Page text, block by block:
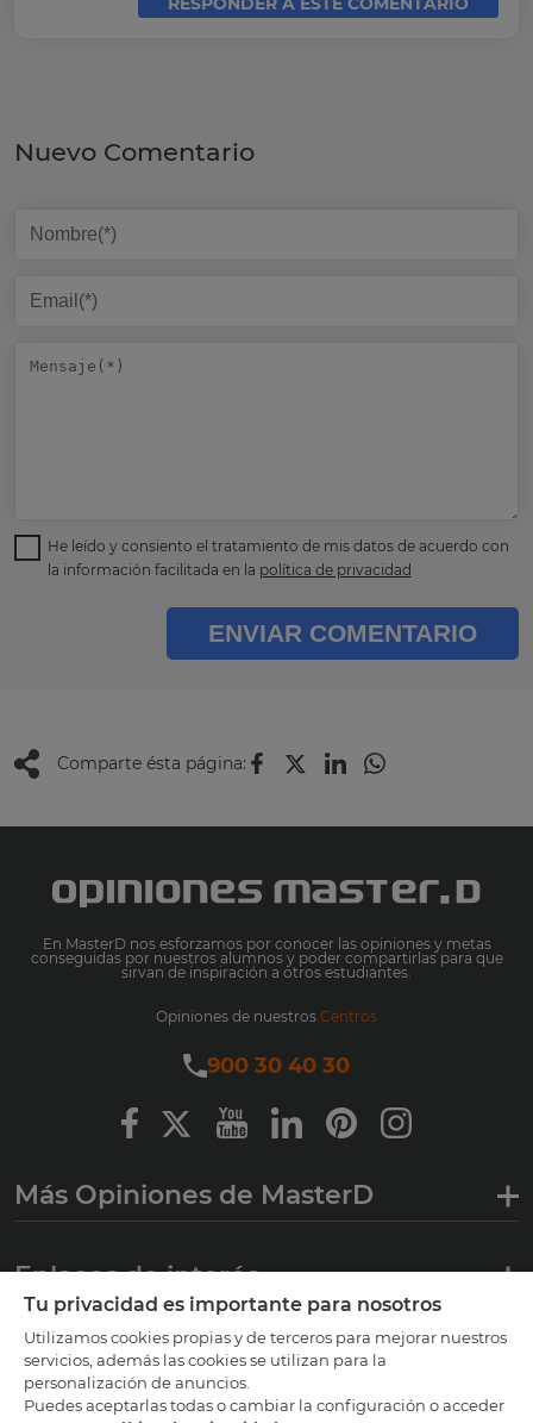
Nuevo Comentario
He leído y consiento el tratamiento de mis datos de acuerdo con
la información facilitada en la política de privacidad
ENVIAR COMENTARIO
Comparte ésta página:
En MasterD nos esforzamos por conocer las opiniones y metas
conseguidas por nuestros alumnos y poder compartirlas para que
sirvan de inspiración a otros estudiantes.
Opiniones de nuestros Centros
900 30 40 30
Más Opiniones de MasterD
Enlaces de interés
Certificaciones
Tu privacidad es importante para nosotros
Utilizamos cookies propias y de terceros para mejorar nuestros
servicios, además las cookies se utilizan para la
personalización de anuncios.
Puedes aceptarlas todas o cambiar la configuración o acceder